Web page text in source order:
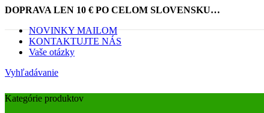
DOPRAVA LEN 10 € PO CELOM SLOVENSKU…
NOVINKY MAILOM
KONTAKTUJTE NÁS
Vaše otázky
Vyhľadávanie
Kategórie produktov